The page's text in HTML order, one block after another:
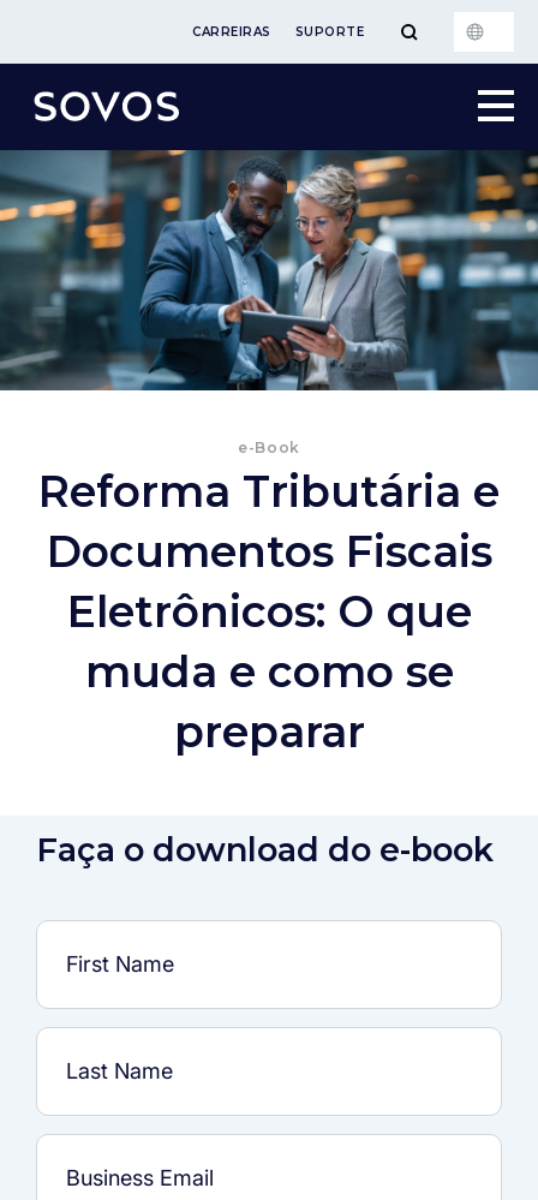
CARREIRAS SUPORTE
e-Book
Reforma Tributária e
Documentos Fiscais
Eletrônicos: O que
muda e como se
preparar
Faça o download do e-book